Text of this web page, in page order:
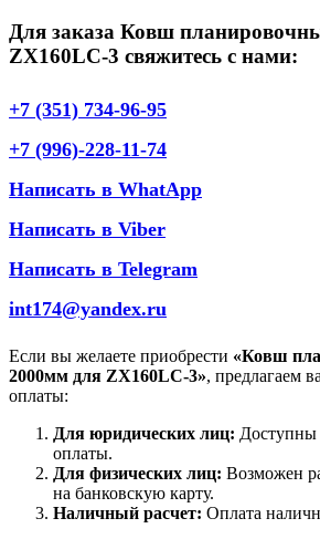
Для заказа Ковш
ZX160LC-3 свяжитесь с нами:
+7 (351) 734-96-95
+7 (996)-228-11-74
Написать в WhatApp
Написать в Viber
Написать в Telegram
int174@yandex.ru
Если вы желаете приобрести «Ковш
2000мм для ZX160LC-3», предлагаем
оплаты:
Для юридических лиц:
оплаты.
Для физических лиц: Возможен
на банковскую карту.
Наличный расчет: Оплата